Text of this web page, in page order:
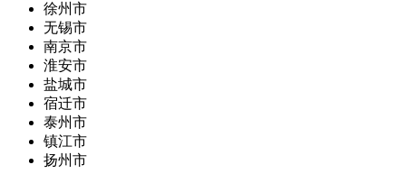
徐州市
无锡市
南京市
淮安市
盐城市
宿迁市
泰州市
镇江市
扬州市